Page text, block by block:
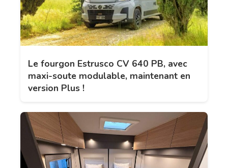
Le fourgon Estrusco CV 640 PB, avec
maxi-soute modulable, maintenant en
version Plus !